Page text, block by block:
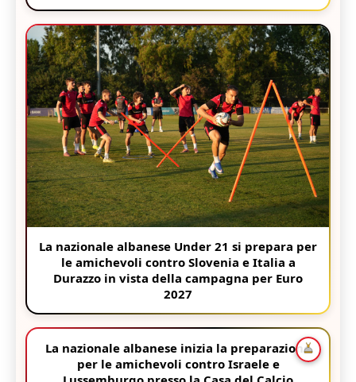
La nazionale albanese Under 21 si prepara per
le amichevoli contro Slovenia e Italia a
Durazzo in vista della campagna per Euro
2027
La nazionale albanese inizia la preparazione
per le amichevoli contro Israele e